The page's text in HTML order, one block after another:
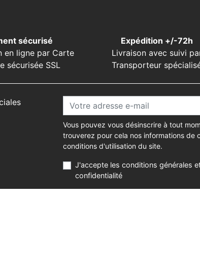
sécurisé
en ligne par Carte
sécurisée SSL
Expédition +/-72h
Livraison avec suivi
Transporteur
Vous pouvez vous désinscrire à tout
trouverez pour cela nos informations de
conditions d'utilisation du site.
J'accepte les conditions générales
confidentialité